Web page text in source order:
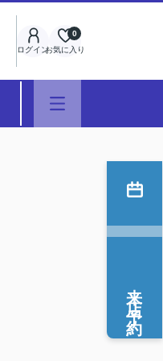
ログインお気に入り
0
来店予約